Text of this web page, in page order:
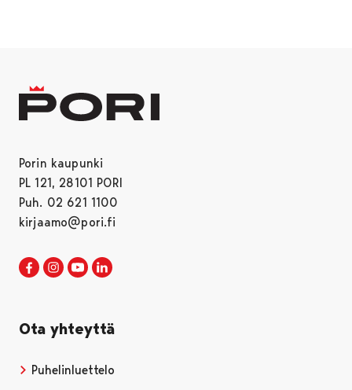
Porin kaupunki
PL 121, 28101 PORI
Puh. 02 621 1100
kirjaamo@pori.fi
Porin kaupunki Facebookissa
Avautuu uudessa välilehdessä
Porin kaupunki Instagramissa
Avautuu uudessa välilehdessä
Porin kaupunki Youtubessa
Avautuu uudessa välilehdessä
Ota yhteyttä
Puhelinluettelo